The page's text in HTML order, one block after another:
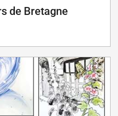
de Bretagne